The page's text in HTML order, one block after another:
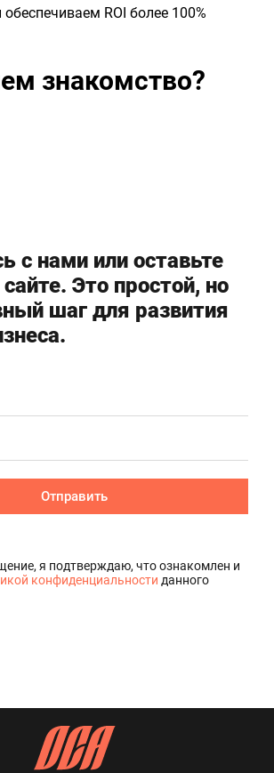
ROI более 100%
знакомство?
с нами или оставьте
Это простой, но
шаг для развития
Отправить
я подтверждаю, что ознакомлен и
конфиденциальности данного